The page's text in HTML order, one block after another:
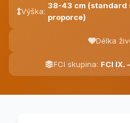
Výška:
38-43 cm (standard
proporce)
Délka
FCI skupina: FCI IX.